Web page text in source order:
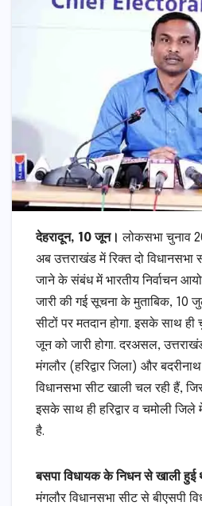
देहरादून, 10 जून। लोकसभा चुनाव
अब उत्तराखंड में रिक्त दो विधानसभा
जाने के संबंध में भारतीय निर्वाचन
जारी की गई सूचना के मुताबिक, 10
सीटों पर मतदान होगा. इसके साथ
जून को जारी होगा. दरअसल,
मंगलौर (हरिद्वार जिला) और
विधानसभा सीट खाली चल रही हैं,
इसके साथ ही हरिद्वार व चमोली
है.
बसपा विधायक के निधन से खाली हुई
मंगलौर विधानसभा सीट से बीएसपी